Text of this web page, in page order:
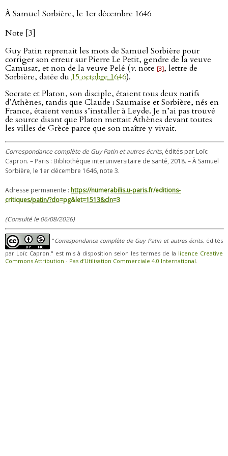
À Samuel Sorbière, le 1er décembre 1646
Note [3]
Guy Patin reprenait les mots de Samuel Sorbière pour
corriger son erreur sur Pierre Le Petit, gendre de la veuve
Camusat, et non de la veuve Pelé (v. note [3], lettre de
Sorbière, datée du 15 octobre 1646).
Socrate et Platon, son disciple, étaient tous deux natifs
d’Athènes, tandis que Claude iSaumaise et Sorbière, nés en
France, étaient venus s’installer à Leyde. Je n’ai pas trouvé
de source disant que Platon mettait Athènes devant toutes
les villes de Grèce parce que son maître y vivait.
Correspondance complète de Guy Patin et autres écrits, édités par Loïc
Capron. – Paris : Bibliothèque interuniversitaire de santé, 2018. – À Samuel
Sorbière, le 1er décembre 1646, note 3.
Adresse permanente : https://numerabilis.u-paris.fr/editions-
critiques/patin/?do=pg&let=1513&cln=3
(Consulté le 06/08/2026)
"Correspondance complète de Guy Patin et autres écrits, édités
par Loïc Capron." est mis à disposition selon les termes de la licence Creative
Commons Attribution - Pas d’Utilisation Commerciale 4.0 International.